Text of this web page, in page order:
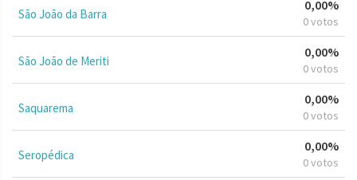
São João da Barra
0,00%
0 votos
São João de Meriti
0,00%
0 votos
Saquarema
0,00%
0 votos
Seropédica
0,00%
0 votos